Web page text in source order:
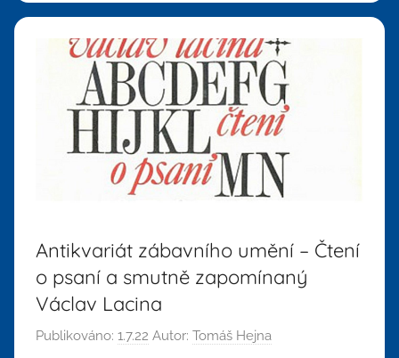
Antikvariát zábavního umění – Čtení
o psaní a smutně zapomínaný
Václav Lacina
Publikováno: 1.7.22 Autor: Tomáš Hejna